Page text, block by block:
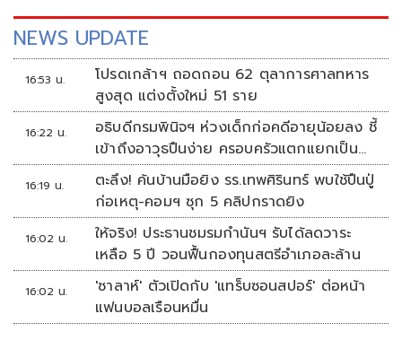
NEWS UPDATE
16:53 น.
โปรดเกล้าฯ ถอดถอน 62 ตุลาการศาลทหาร
สูงสุด แต่งตั้งใหม่ 51 ราย
16:22 น.
อธิบดีกรมพินิจฯ ห่วงเด็กก่อคดีอายุน้อยลง ชี้
เข้าถึงอาวุธปืนง่าย ครอบครัวแตกแยกเป็น
ชนวนสำคัญ
16:19 น.
ตะลึง! ค้นบ้านมือยิง รร.เทพศิรินทร์ พบใช้ปืนปู่
ก่อเหตุ-คอมฯ ซุก 5 คลิปกราดยิง
16:02 น.
ให้จริง! ประธานชมรมกำนันฯ รับได้ลดวาระ
เหลือ 5 ปี วอนฟื้นกองทุนสตรีอำเภอละล้าน
16:02 น.
'ซาลาห์' ตัวเปิดกับ 'แทร็บซอนสปอร์' ต่อหน้า
แฟนบอลเรือนหมื่น